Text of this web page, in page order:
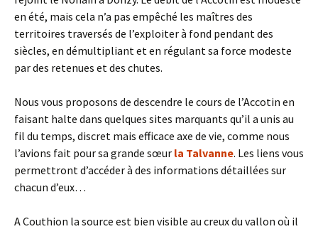
en été, mais cela n’a pas empêché les maîtres des
territoires traversés de l’exploiter à fond pendant des
siècles, en démultipliant et en régulant sa force modeste
par des retenues et des chutes.
Nous vous proposons de descendre le cours de l’Accotin en
faisant halte dans quelques sites marquants qu’il a unis au
fil du temps, discret mais efficace axe de vie, comme nous
l’avions fait pour sa grande sœur la Talvanne. Les liens vous
permettront d’accéder à des informations détaillées sur
chacun d’eux…
A Couthion la source est bien visible au creux du vallon où il